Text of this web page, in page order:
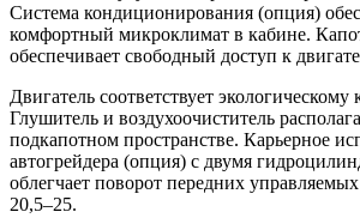
Система кондиционирования (опция)
комфортный микроклимат в кабине.
обеспечивает свободный доступ к
Двигатель соответствует экологическому
Глушитель и воздухоочиститель
подкапотном пространстве. Карьерное
автогрейдера (опция) с двумя
облегчает поворот передних
20,5–25.